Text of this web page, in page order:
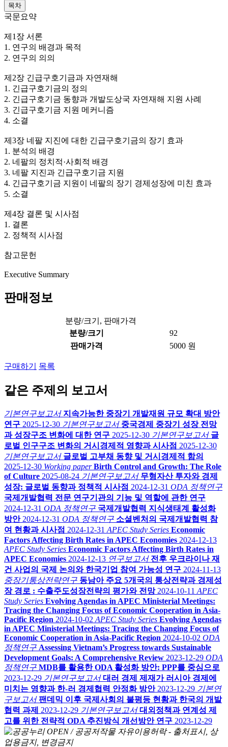
목차
국문요약
제1장 서론
1. 연구의 배경과 목적
2. 연구의 의의
제2장 긴급구호기금과 자연재해
1. 긴급구호기금의 정의
2. 긴급구호기금 동향과 개발도상국 자연재해 지원 사례
3. 긴급구호기금 지원 메커니즘
4. 소결
제3장 네팔 지진에 대한 긴급구호기금의 장기 효과
1. 분석의 배경
2. 네팔의 정치적·사회적 배경
3. 네팔 지진과 긴급구호기금 지원
4. 긴급구호기금 지원이 네팔의 장기 경제성장에 미친 효과
5. 소결
제4장 결론 및 시사점
1. 결론
2. 정책적 시사점
참고문헌
Executive Summary
판매정보
분량/크기, 판매가격
분량/크기
92
판매가격
5000 원
구매하기 목록
같은 주제의 보고서
기본연구보고서 지속가능한 중장기 개발재원 규모 확대 방안
연구 2025-12-30 기본연구보고서 중국경제 중장기 성장 전망
과 성장구조 변화에 대한 연구 2025-12-30 기본연구보고서 글
로벌 인구구조 변화의 거시경제적 영향과 시사점 2025-12-30
기본연구보고서 글로벌 고부채 동향 및 거시경제적 함의
2025-12-30 Working paper Birth Control and Growth: The Role
of Culture 2025-08-24 기본연구보고서 무형자산 투자와 경제
성장: 글로벌 동향과 정책적 시사점 2024-12-31 ODA 정책연구
국제개발협력 전문 연구기관의 기능 및 역할에 관한 연구
2024-12-31 ODA 정책연구 국제개발협력 지식생태계 활성화
방안 2024-12-31 ODA 정책연구 소셜벤처의 국제개발협력 참
여 현황과 시사점 2024-12-31 APEC Study Series Economic
Factors Affecting Birth Rates in APEC Economies 2024-12-13
APEC Study Series Economic Factors Affecting Birth Rates in
APEC Economies 2024-12-13 연구보고서 전후 우크라이나 재
건 사업의 국제 논의와 한국기업 참여 가능성 연구 2024-11-13
중장기통상전략연구 동남아 주요 5개국의 통상전략과 경제성
장 경로 : 수출주도성장전략의 평가와 전망 2024-10-11 APEC
Study Series Evolving Agendas in APEC Ministerial Meetings:
Tracing the Changing Focus of Economic Cooperation in Asia-
Pacific Region 2024-10-02 APEC Study Series Evolving Agendas
in APEC Ministerial Meetings: Tracing the Changing Focus of
Economic Cooperation in Asia-Pacific Region 2024-10-02 ODA
정책연구 Assessing Vietnam’s Progress towards Sustainable
Development Goals: A Comprehensive Review 2023-12-29 ODA
정책연구 MDB를 활용한 ODA 활성화 방안: PPP를 중심으로
2023-12-29 기본연구보고서 대러 경제 제재가 러시아 경제에
미치는 영향과 한-러 경제협력 안정화 방안 2023-12-29 기본연
구보고서 팬데믹 이후 국제사회의 불평등 현황과 한국의 개발
협력 과제
2023-12-29 기본연구보고서 대외정책과 연계성 제
고를 위한 전략적 ODA 추진방식 개선방안 연구 2023-12-29